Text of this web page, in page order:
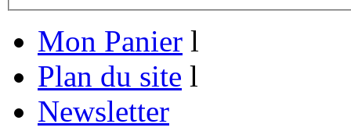
Mon Panier l
Plan du site l
Newsletter